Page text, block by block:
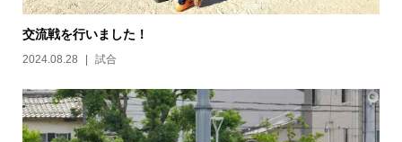
交流戦を行いました！
2024.08.28 試合